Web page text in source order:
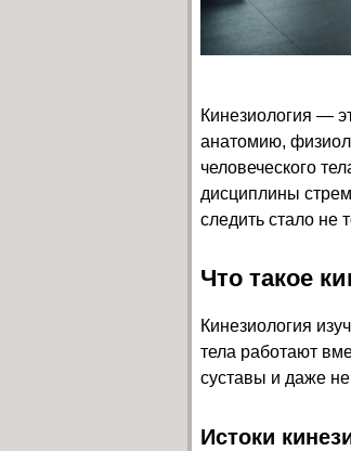
Кинезиология —
анатомию,
человеческого
дисциплины
следить стало не
Что такое
Кинезиология
тела работают
суставы и даже
Истоки